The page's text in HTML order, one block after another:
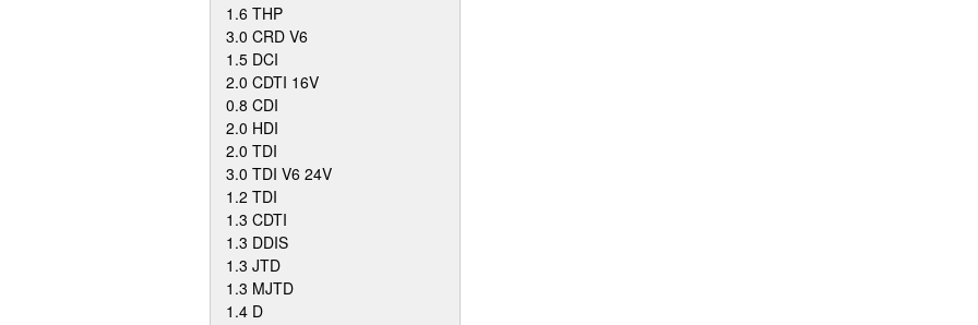
1.6 THP
3.0 CRD V6
1.5 DCI
2.0 CDTI 16V
0.8 CDI
2.0 HDI
2.0 TDI
3.0 TDI V6 24V
1.2 TDI
1.3 CDTI
1.3 DDIS
1.3 JTD
1.3 MJTD
1.4 D